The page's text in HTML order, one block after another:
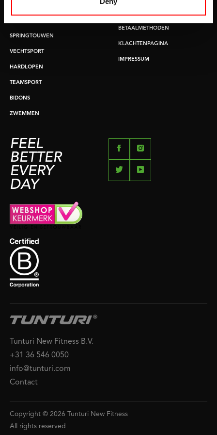
SPRINGTOUWEN
VECHTSPORT
HARDLOPEN
TEAMSPORT
BIDONS
ZWEMMEN
BETAALMETHODEN
KLACHTENPAGINA
IMPRESSUM
FEEL
BETTER
EVERY
DAY
Tunturi New Fitness B.V.
+31 36 546 0050
info@tunturi.com
Contact
Copyright © 2026 Tunturi New Fitness
All rights reserved